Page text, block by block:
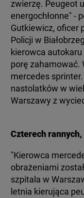
zwierzę. Peugeot
energochłonne" -
Gutkiewicz, oficer
Policji w
kierowca autokaru
porę zahamować.
mercedes
nastolatków w
Warszawy z
Czterech
"Kierowca
obrażeniami
szpitala w
letnia kierująca